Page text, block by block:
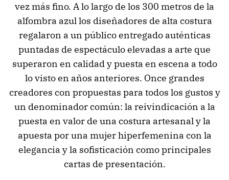
vez más fino. A lo largo de los 300 metros de la
alfombra azul los diseñadores de alta costura
regalaron a un público entregado auténticas
puntadas de espectáculo elevadas a arte que
superaron en calidad y puesta en escena a todo
lo visto en años anteriores. Once grandes
creadores con propuestas para todos los gustos y
un denominador común: la reivindicación a la
puesta en valor de una costura artesanal y la
apuesta por una mujer hiperfemenina con la
elegancia y la sofisticación como principales
cartas de presentación.